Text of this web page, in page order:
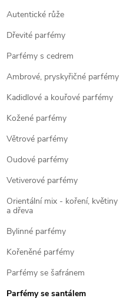
Autentické růže
Dřevité parfémy
Parfémy s cedrem
Ambrové, pryskyřičné parfémy
Kadidlové a kouřové parfémy
Kožené parfémy
Větrové parfémy
Oudové parfémy
Vetiverové parfémy
Orientální mix - koření, květiny
a dřeva
Bylinné parfémy
Kořeněné parfémy
Parfémy se šafránem
Parfémy se santálem